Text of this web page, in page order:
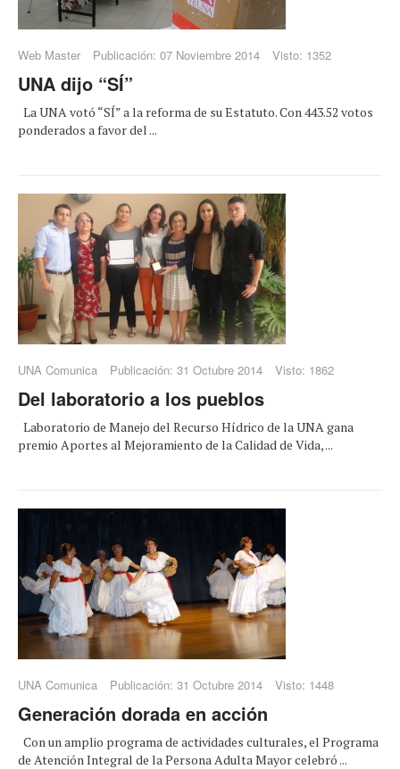
Web Master Publicación: 07 Noviembre 2014 Visto: 1352
UNA dijo “SÍ”
La UNA votó “SÍ” a la reforma de su Estatuto. Con 443.52 votos
ponderados a favor del ...
UNA Comunica Publicación: 31 Octubre 2014 Visto: 1862
Del laboratorio a los pueblos
Laboratorio de Manejo del Recurso Hídrico de la UNA gana
premio Aportes al Mejoramiento de la Calidad de Vida, ...
UNA Comunica Publicación: 31 Octubre 2014 Visto: 1448
Generación dorada en acción
Con un amplio programa de actividades culturales, el Programa
de Atención Integral de la Persona Adulta Mayor celebró ...